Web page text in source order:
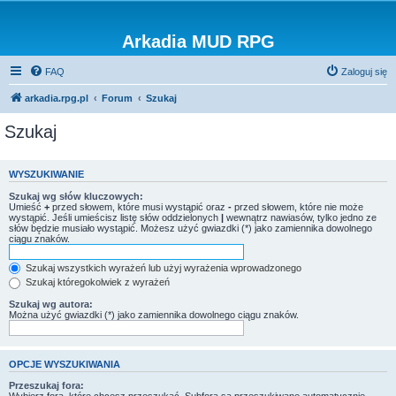
Arkadia MUD RPG
FAQ Zaloguj się
arkadia.rpg.pl Forum Szukaj
Szukaj
WYSZUKIWANIE
Szukaj wg słów kluczowych:
Umieść + przed słowem, które musi wystąpić oraz - przed słowem, które nie może
wystąpić. Jeśli umieścisz listę słów oddzielonych | wewnątrz nawiasów, tylko jedno ze
słów będzie musiało wystąpić. Możesz użyć gwiazdki (*) jako zamiennika dowolnego
ciągu znaków.
Szukaj wszystkich wyrażeń lub użyj wyrażenia wprowadzonego
Szukaj któregokolwiek z wyrażeń
Szukaj wg autora:
Można użyć gwiazdki (*) jako zamiennika dowolnego ciągu znaków.
OPCJE WYSZUKIWANIA
Przeszukaj fora: